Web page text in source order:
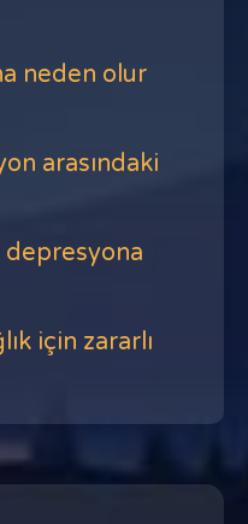
neden olur
arasındaki
depresyona
için zararlı